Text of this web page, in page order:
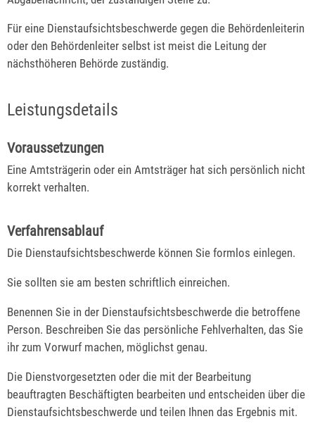
Für eine Dienstaufsichtsbeschwerde gegen die Behördenleiterin
oder den Behördenleiter selbst ist meist die Leitung der
nächsthöheren Behörde zuständig.
Leistungsdetails
Voraussetzungen
Eine Amtsträgerin oder ein Amtsträger hat sich persönlich nicht
korrekt verhalten.
Verfahrensablauf
Die Dienstaufsichtsbeschwerde können Sie formlos einlegen.
Sie sollten sie am besten schriftlich einreichen.
Benennen Sie in der Dienstaufsichtsbeschwerde die betroffene
Person. Beschreiben Sie das persönliche Fehlverhalten, das Sie
ihr zum Vorwurf machen, möglichst genau.
Die Dienstvorgesetzten oder die mit der Bearbeitung
beauftragten Beschäftigten bearbeiten und entscheiden über die
Dienstaufsichtsbeschwerde und teilen Ihnen das Ergebnis mit.